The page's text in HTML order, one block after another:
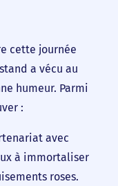
cette journée
a vécu au
humeur. Parmi
:
avec
à immortaliser
roses.